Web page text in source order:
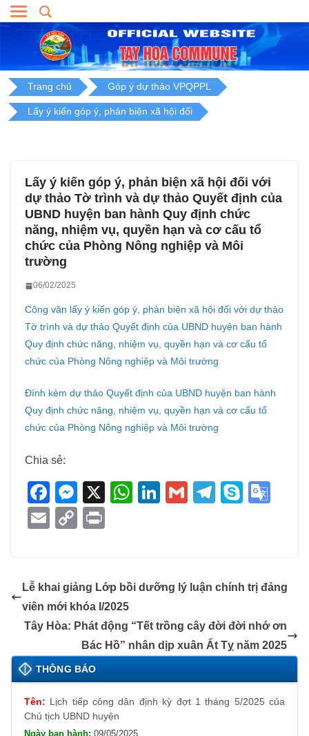
Skip
to
Trang chủ Góp ý dự thảo VPQPPL
Lấy ý kiến góp ý, phản biện xã hội đối
Lấy ý kiến góp ý, phản biện xã hội đối với
dự thảo Tờ trình và dự thảo Quyết định của
UBND huyện ban hành Quy định chức
năng, nhiệm vụ, quyền hạn và cơ cấu tổ
chức của Phòng Nông nghiệp và Môi
trường
06/02/2025
Công văn lấy ý kiến góp ý, phản biện xã hội đối với dự thảo
Tờ trình và dự thảo Quyết định của UBND huyện ban hành
Quy định chức năng, nhiệm vụ, quyền hạn và cơ cấu tổ
chức của Phòng Nông nghiệp và Môi trường
Đính kèm dự thảo Quyết định của UBND huyện ban hành
Quy định chức năng, nhiệm vụ, quyền hạn và cơ cấu tổ
chức của Phòng Nông nghiệp và Môi trường
Chia sẻ:
F
a
c
b
o
o
M
e
ss
n
g
er
X
W
A
p
Li
dI
G
T
a
S
e
a
n
sl
at
e
E
C
y
Li
n
k
Lễ khai giảng Lớp bồi dưỡng lý luận chính trị đảng
viên mới khóa I/2025
Tây Hòa: Phát động “Tết trồng cây đời đời nhớ ơn
Bác Hồ” nhân dịp xuân Ất Tỵ năm 2025
THÔNG BÁO
Lịch tiếp công dân định kỳ đợt 1 tháng 5/2025 của
Chủ tịch UBND huyện
09/05/2025